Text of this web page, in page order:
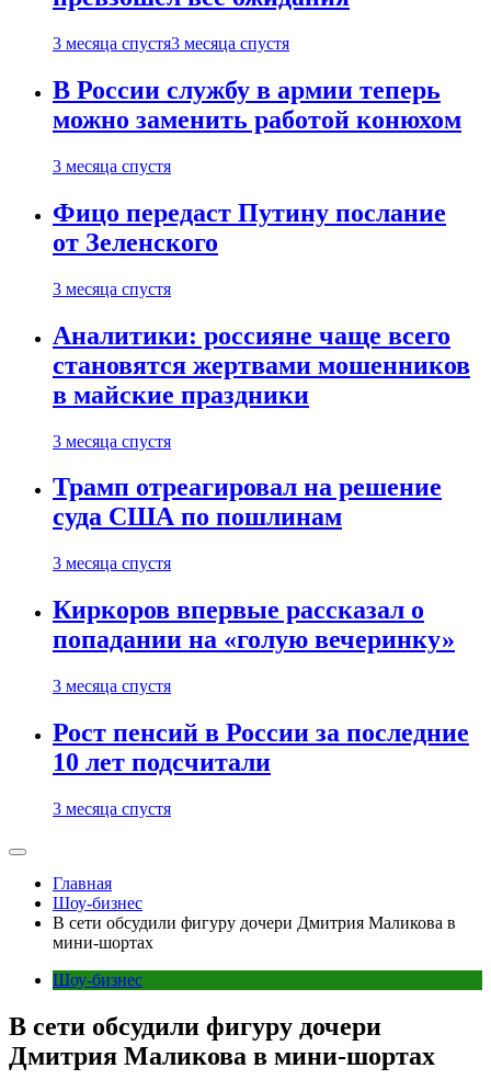
3 месяца спустя3 месяца спустя
В России службу в армии теперь
можно заменить работой конюхом
3 месяца спустя
Фицо передаст Путину послание
от Зеленского
3 месяца спустя
Аналитики: россияне чаще всего
становятся жертвами мошенников
в майские праздники
3 месяца спустя
Трамп отреагировал на решение
суда США по пошлинам
3 месяца спустя
Киркоров впервые рассказал о
попадании на «голую вечеринку»
3 месяца спустя
Рост пенсий в России за последние
10 лет подсчитали
3 месяца спустя
Главная
Шоу-бизнес
В сети обсудили фигуру дочери Дмитрия Маликова в
мини-шортах
Шоу-бизнес
В сети обсудили фигуру дочери
Дмитрия Маликова в мини-шортах